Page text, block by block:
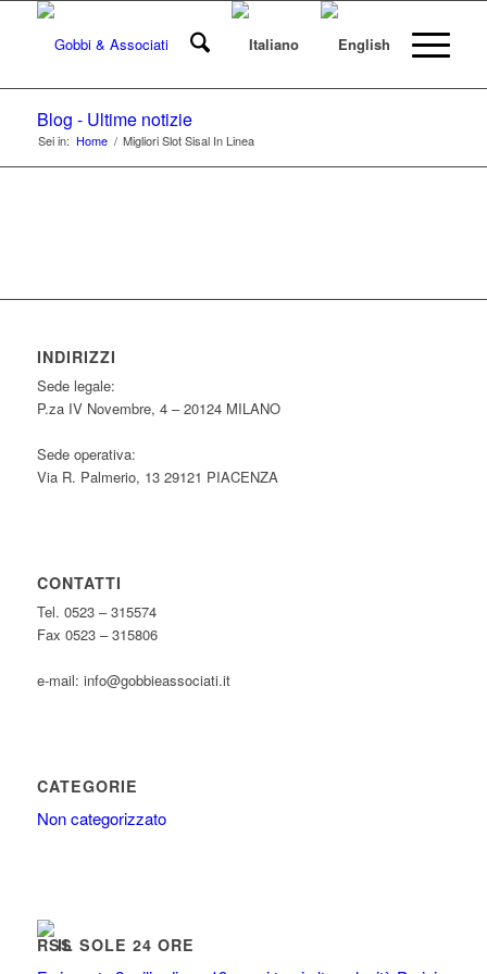
Blog - Ultime notizie
Sei in: Home / Migliori Slot Sisal In Linea
INDIRIZZI
Sede legale:
P.za IV Novembre, 4 – 20124 MILANO
Sede operativa:
Via R. Palmerio, 13 29121 PIACENZA
CONTATTI
Tel. 0523 – 315574
Fax 0523 – 315806
e-mail: info@gobbieassociati.it
CATEGORIE
Non categorizzato
IL SOLE 24 ORE